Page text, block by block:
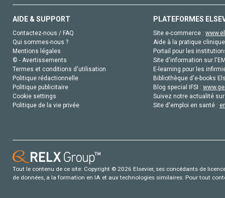
AIDE & SUPPORT
Contactez-nous / FAQ
Qui sommes-nous ?
Mentions légales
© - Avertissements
Termes et conditions d'utilisation
Politique rédactionnelle
Politique publicitaire
Cookie settings
Politique de la vie privée
PLATEFORMES
Site e-commerce :
Aide à la pratique
Portail pour les
Site d'information sur
E-learning pour les
Bibliothèque d'e-books
Blog special IFSI :
Suivez notre actualité
Site d'emploi en santé :
Tout le contenu de ce site: Copyright © 2026 Elsevier, ses concédants de
de données, a la formation en IA et aux technologies similaires. Pour tout